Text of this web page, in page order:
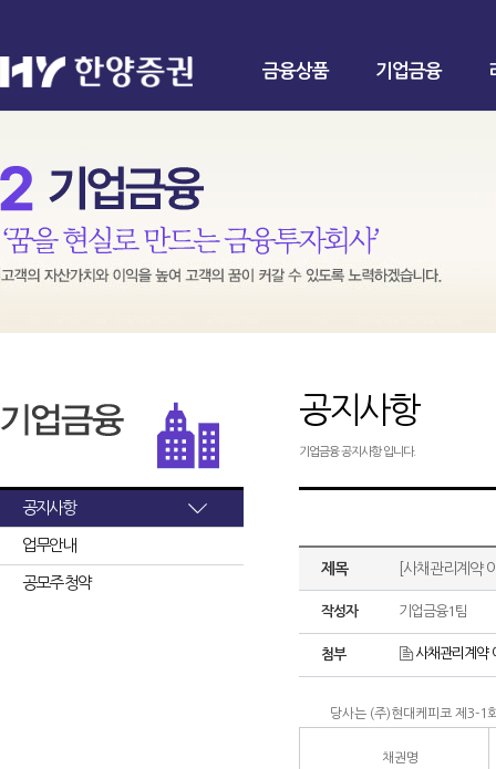
금융상품 기업금융
공지사항
업무안내
공모주 청약
공지사항
기업금융 공지사항 입니다.
제목 [사채관리계약
작성자 기업금융1팀
첨부 사채관리계약
당사는 (주)현대케피코 제3-1
채권명